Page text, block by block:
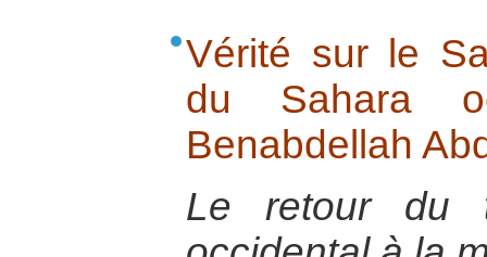
Vérité sur le
du Sahara
Benabdellah
Le retour du